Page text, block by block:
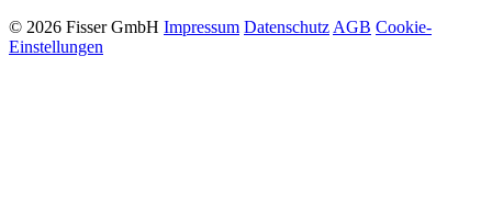
© 2026 Fisser GmbH Impressum Datenschutz AGB Cookie-
Einstellungen